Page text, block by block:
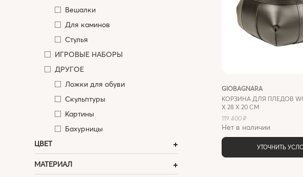
Вешалки
Для каминов
Стулья
ИГРОВЫЕ НАБОРЫ
ДРУГОЕ
Ложки для обуви
Скульптуры
Картины
Бахурницы
ЦВЕТ
МАТЕРИАЛ
GIOBAGNARA
КОРЗИНА ДЛЯ ПЛЕДОВ
X 28 X 20 СМ
119 400 ₽
Нет в наличии
УТОЧНИТЬ